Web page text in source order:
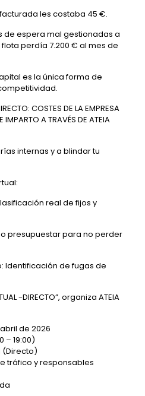
les costaba 45 €.
de espera mal gestionadas a
perdía 7.200 € al mes de
es la única forma de
COSTES DE LA EMPRESA
A TRAVÉS DE ATEIA
internas y a blindar tu
real de fijos y
presupuestar para no perder
Identificación de fugas de
-DIRECTO”, organiza ATEIA
de 2026
– 19:00)
(Directo)
tráfico y responsables